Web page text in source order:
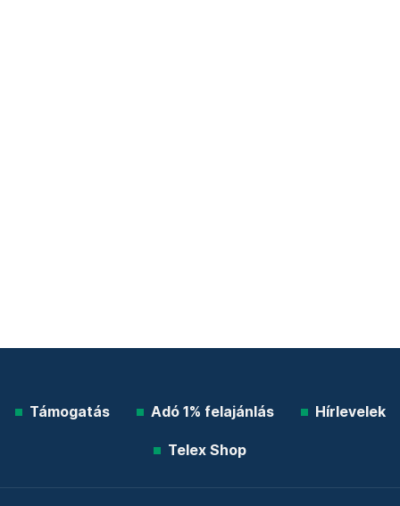
Támogatás Adó 1% felajánlás Hírlevelek
Telex Shop